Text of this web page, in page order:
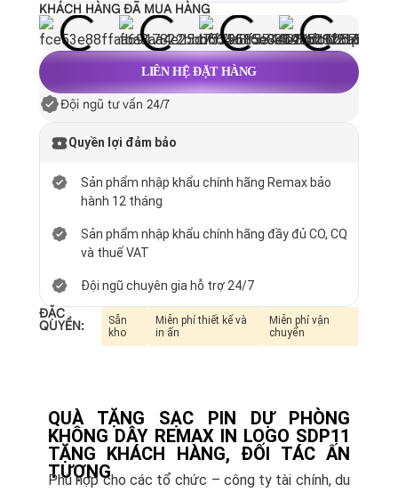
KHÁCH HÀNG ĐÃ MUA HÀNG
LIÊN HỆ ĐẶT HÀNG
Đội ngũ tư vấn 24/7
Quyền lợi đảm bảo
Sản phẩm nhập khẩu chính hãng Remax bảo
hành 12 tháng
Sản phẩm nhập khẩu chính hãng đầy đủ CO, CQ
và thuế VAT
Đội ngũ chuyên gia hỗ trợ 24/7
ĐẶC
QUYỀN:
Sẵn
kho
Miễn phí thiết kế và
in ấn
Miễn phí vận
chuyển
QUÀ TẶNG SẠC PIN DỰ PHÒNG
KHÔNG DÂY REMAX IN LOGO SDP11
TẶNG KHÁCH HÀNG, ĐỐI TÁC ẤN
TƯỢNG
Phù hợp cho các tổ chức – công ty tài chính, du